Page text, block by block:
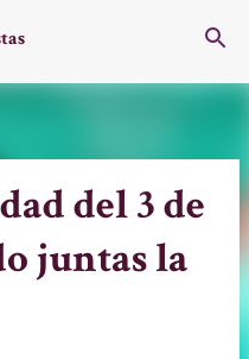
del 3 de
juntas la